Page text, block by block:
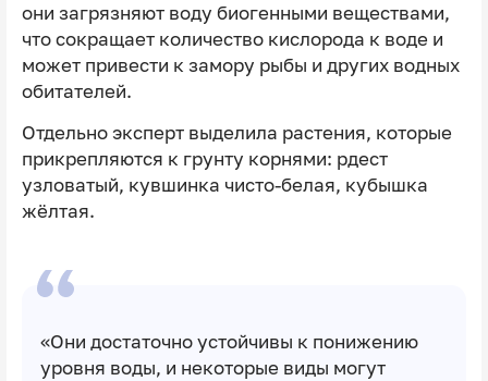
они загрязняют воду биогенными веществами,
что сокращает количество кислорода к воде и
может привести к замору рыбы и других водных
обитателей.
Отдельно эксперт выделила растения, которые
прикрепляются к грунту корнями: рдест
узловатый, кувшинка чисто-белая, кубышка
жёлтая.
«Они достаточно устойчивы к понижению
уровня воды, и некоторые виды могут